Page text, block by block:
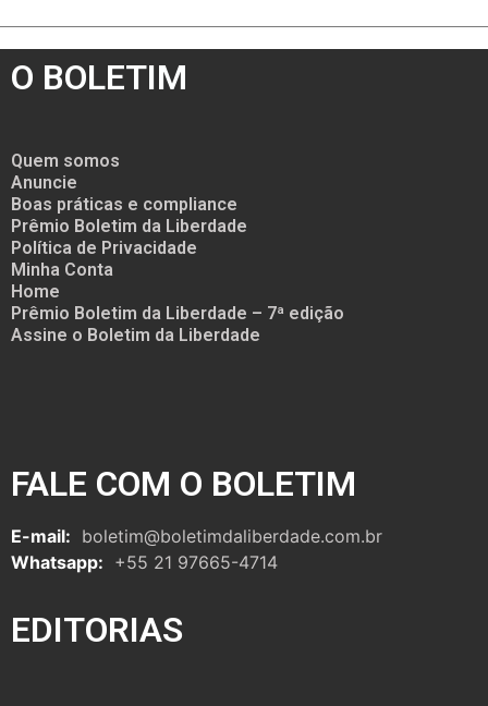
O BOLETIM
Quem somos
Anuncie
Boas práticas e compliance
Prêmio Boletim da Liberdade
Política de Privacidade
Minha Conta
Home
Prêmio Boletim da Liberdade – 7ª edição
Assine o Boletim da Liberdade
FALE COM O BOLETIM
E-mail: boletim@boletimdaliberdade.com.br
Whatsapp: +55 21 97665-4714
EDITORIAS